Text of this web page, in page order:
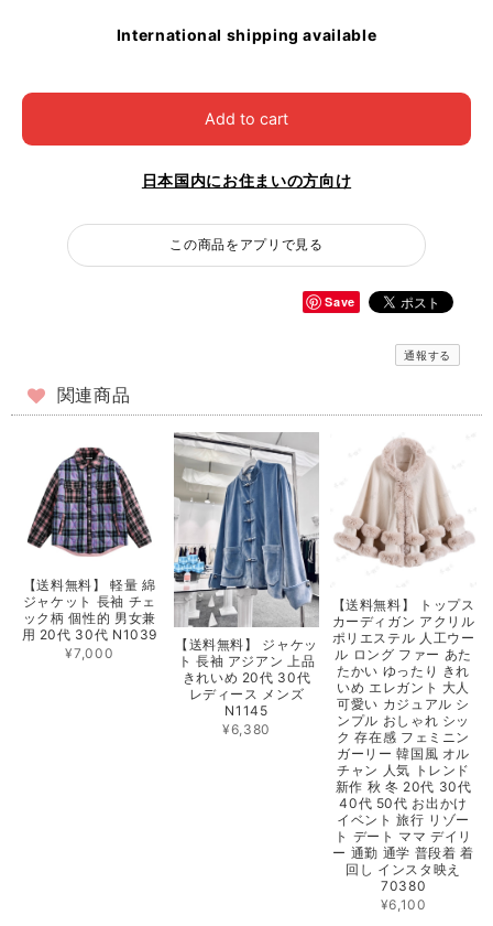
International shipping available
Add to cart
日本国内にお住まいの方向け
この商品をアプリで見る
Save
通報する
関連商品
【送料無料】 軽量 綿
ジャケット 長袖 チェ
ック柄 個性的 男女兼
用 20代 30代 N1039
¥7,000
【送料無料】 ジャケッ
ト 長袖 アジアン 上品
きれいめ 20代 30代
レディース メンズ
N1145
¥6,380
【送料無料】 トップス
カーディガン アクリル
ポリエステル 人工ウー
ル ロング ファー あた
たかい ゆったり きれ
いめ エレガント 大人
可愛い カジュアル シ
ンプル おしゃれ シッ
ク 存在感 フェミニン
ガーリー 韓国風 オル
チャン 人気 トレンド
新作 秋 冬 20代 30代
40代 50代 お出かけ
イベント 旅行 リゾー
ト デート ママ デイリ
ー 通勤 通学 普段着 着
回し インスタ映え
70380
¥6,100